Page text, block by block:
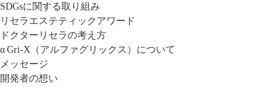
SDGsに関する取り組み
リセラエステティックアワード
ドクターリセラの考え方
α Gri-X（アルファグリックス）について
メッセージ
開発者の想い